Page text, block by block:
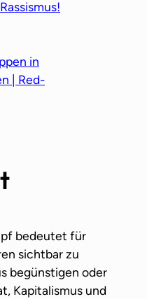
in
| Red-
bedeutet für
sichtbar zu
begünstigen oder
Kapitalismus und